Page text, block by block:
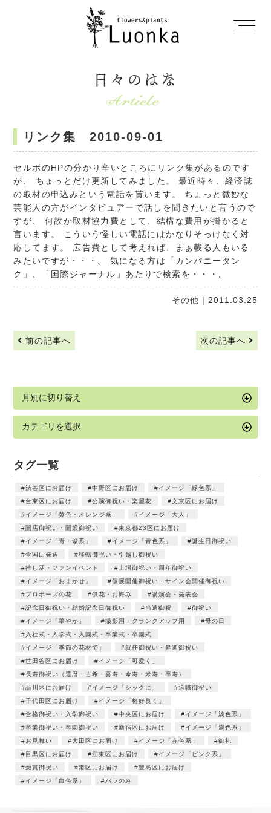
日々のはな
リンク集 2010-09-01
セルボのHPの分かり辛いところにリンク集があるのです
が、 ちょっとだけ更新してみました。 最近時々、経済誌
の取材の申込みという電話を貰います。 ちょっと微妙な
芸能人の方がインタビュアーで話しを聞きたいと言うので
すが、 何故か取材協力費として、結構な費用が掛かると
言います。 こういう怪しい電話にはかなりそっけなく対
応してます。 広告費として考えれば、まぁ載る人もいる
みたいですが・・・。 気になる方は「カンパニータン
ク」、「国際ジャーナル」あたりで検索を・・・。
その他 | 2011.03.25
前の記事へ 次の記事へ
タグ一覧
渋谷区にお届け 中野区にお届け
イメージ「緑色系」
台東区にお届け
公演御祝い・楽屋花
文京区にお届け
イメージ「黄色・オレンジ系」
イメージ「大人」
開店御祝い・開業御祝い
東京都23区にお届け
イメージ「青・紫系」
イメージ「青色系」
誕生日御祝い
全国に発送
移転御祝い・引越し御祝い
推し活・ファンイベント
上場御祝い・周年御祝い
イメージ「おまかせ」
個展開催御祝い・サイン会開催御祝い
プロポーズの花
供花・お悔み
講演会・発表会
記念日御祝い・結婚記念日御祝い
当選御祝
御祝い
イメージ「華やか」
撮影用・クランクアップ用
母の日
入社式・入学式・入園式・卒業式・卒園式
イメージ「季節の花材で」
就任御祝い・昇進御祝い
世田谷区にお届け
イメージ「可愛く」
長寿御祝い（還暦・古希・喜寿・傘寿・米寿・卒寿）
品川区にお届け
イメージ「シックに」
退職御祝い
千代田区にお届け
イメージ「格好良く」
合格御祝い・入学御祝い
中央区にお届け
イメージ「淡色系」
卒業御祝い・卒園御祝い
新宿区にお届け
イメージ「濃色系」
お見舞い
大田区にお届け イメージ「赤色系」
御礼
目黒区にお届け
江東区にお届け
イメージ「ピンク系」
受賞御祝い
港区にお届け
豊島区にお届け
イメージ「白色系」
バラのみ